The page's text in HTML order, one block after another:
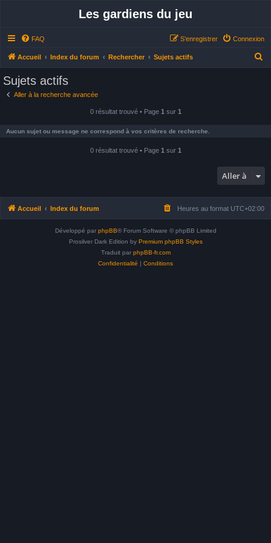
Les gardiens du jeu
FAQ Connexion
S’enregistrer
Accueil Index du forum Rechercher Sujets actifs
Sujets actifs
Aller à la recherche avancée
0 résultat trouvé • Page 1 sur 1
Aucun sujet ou message ne correspond à vos critères de recherche.
0 résultat trouvé • Page 1 sur 1
Aller à
Accueil Index du forum Heures au format UTC+02:00
Développé par phpBB® Forum Software © phpBB Limited
Prosilver Dark Edition by Premium phpBB Styles
Traduit par phpBB-fr.com
Confidentialité | Conditions